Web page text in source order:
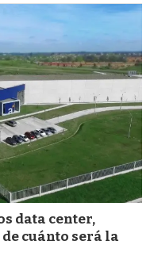
data center,
cuánto será la